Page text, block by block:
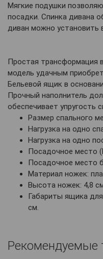
Мягкие подушки
посадки. Спинка дивана
диван можно установить
Простая трансформация
модель удачным
Бельевой ящик в
Прочный наполнитель
обеспечивает упругость
Размер спального
Нагрузка на одно
Нагрузка на одно
Посадочное место
Посадочное место
Материал ножек:
Высота ножек: 4,8
Габариты ящика для
см.
Рекомендуемые